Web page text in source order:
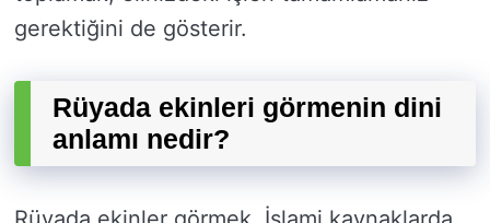
gerektiğini de gösterir.
Rüyada ekinleri görmenin dini
anlamı nedir?